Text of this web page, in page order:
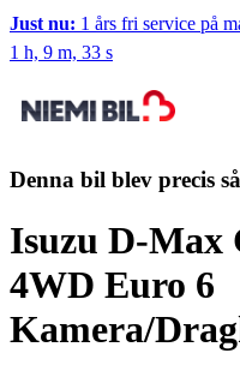
Just nu: 1 års fri service på
1 h, 9 m, 32 s
Denna bil blev precis
Isuzu D-Max
4WD Euro 6
Kamera/